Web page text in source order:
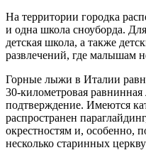
На территории городка
и одна школа сноуборда.
детская школа, а также
развлечений, где малышам
Горные лыжи в Италии
30-километровая
подтверждение. Имеются
распространен
окрестностям и, особенно,
несколько старинных